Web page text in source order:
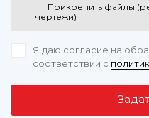
Прикрепить файлы
чертежи)
Я даю согласие на
соответствии с